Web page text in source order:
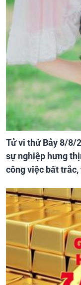
Tử vi thứ Bảy 8/8/
sự nghiệp hưng
công việc bất